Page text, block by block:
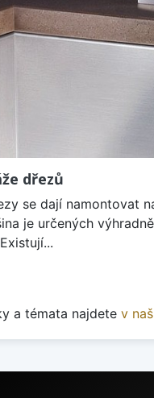
dřezů
se dají namontovat
je určených
a témata najdete v